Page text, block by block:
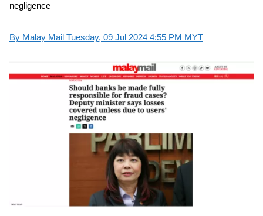
negligence
By Malay Mail Tuesday, 09 Jul 2024 4:55 PM MYT